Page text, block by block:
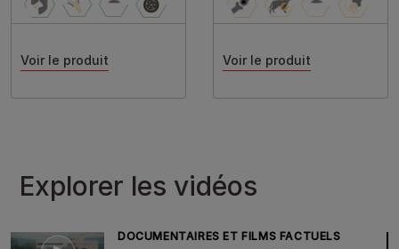
Voir le produit Voir le produit
Explorer les vidéos
DOCUMENTAIRES ET FILMS FACTUELS